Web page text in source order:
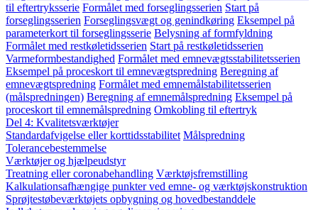
til eftertryksserie Formålet med forseglingsserien Start på
forseglingsserien Forseglingsvægt og genindkøring Eksempel på
parameterkort til forseglingsserie Belysning af formfyldning
Formålet med restkøletidsserien Start på restkøletidsserien
Varmeformbestandighed Formålet med emnevægtsstabilitetsserien
Eksempel på proceskort til emnevægtspredning Beregning af
emnevægtspredning Formålet med emnemålstabilitetsserien
(målspredningen) Beregning af emnemålspredning Eksempel på
proceskort til emnemålspredning Omkobling til eftertryk
Del 4: Kvalitetsværktøjer
Standardafvigelse eller korttidsstabilitet Målspredning
Tolerancebestemmelse
Værktøjer og hjælpeudstyr
Treatning eller coronabehandling Værktøjsfremstilling
Kalkulationsafhængige punkter ved emne- og værktøjskonstruktion
Sprøjtestøbeværktøjets opbygning og hovedbestanddele